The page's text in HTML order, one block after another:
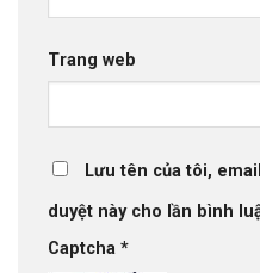
Trang web
Lưu tên của tôi,
duyệt này cho lần bình
Captcha *